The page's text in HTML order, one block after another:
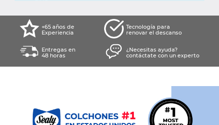
+65 años de
Experiencia
Entregas en
48 horas
Tecnología para
renovar el descanso
¿Necesitas ayuda?
contáctate con un experto